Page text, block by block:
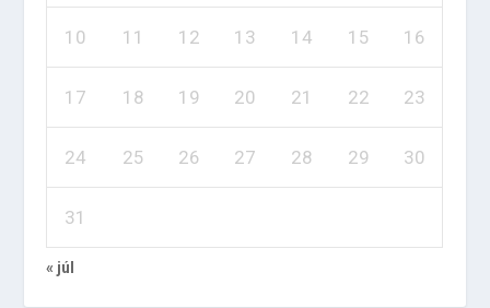
10 11 12 13 14 15 16
17 18 19 20 21 22 23
24 25 26 27 28 29 30
31
« júl